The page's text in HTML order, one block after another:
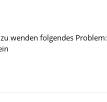
wenden folgendes Problem: